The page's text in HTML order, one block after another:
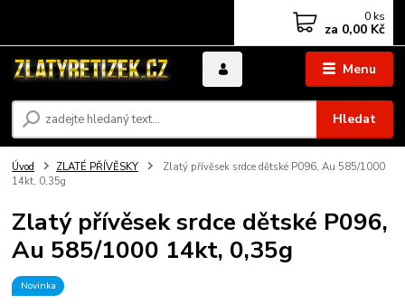
Menu
Hledat
0 ks
za 0,00 Kč
Úvod ZLATÉ PŘÍVĚSKY
Zlatý přívěsek srdce dětské P096, Au 585/1000
14kt, 0,35g
Zlatý přívěsek srdce dětské P096,
Au 585/1000 14kt, 0,35g
Novinka